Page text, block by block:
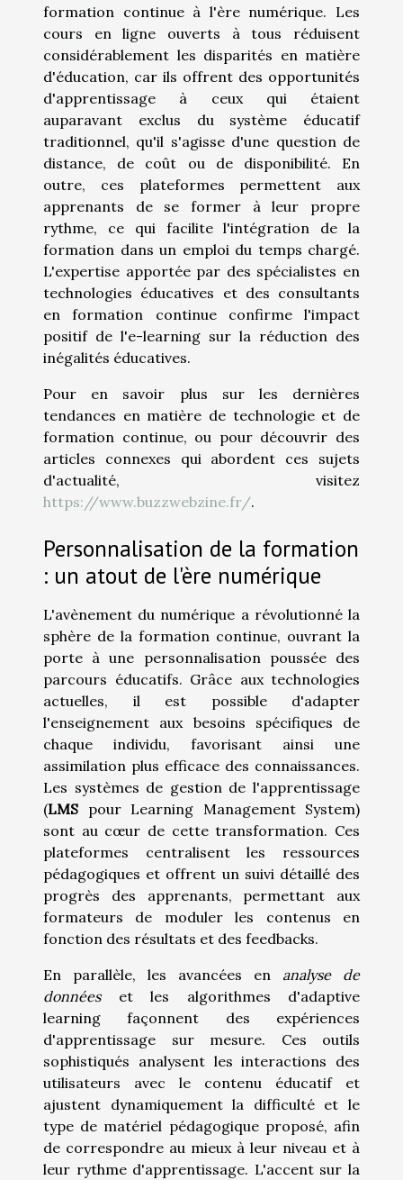
formation continue à l'ère numérique. Les
cours en ligne ouverts à tous réduisent
considérablement les disparités en matière
d'éducation, car ils offrent des opportunités
d'apprentissage à ceux qui étaient
auparavant exclus du système éducatif
traditionnel, qu'il s'agisse d'une question de
distance, de coût ou de disponibilité. En
outre, ces plateformes permettent aux
apprenants de se former à leur propre
rythme, ce qui facilite l'intégration de la
formation dans un emploi du temps chargé.
L'expertise apportée par des spécialistes en
technologies éducatives et des consultants
en formation continue confirme l'impact
positif de l'e-learning sur la réduction des
inégalités éducatives.
Pour en savoir plus sur les dernières
tendances en matière de technologie et de
formation continue, ou pour découvrir des
articles connexes qui abordent ces sujets
d'actualité, visitez
https://www.buzzwebzine.fr/.
Personnalisation de la formation
: un atout de l'ère numérique
L'avènement du numérique a révolutionné la
sphère de la formation continue, ouvrant la
porte à une personnalisation poussée des
parcours éducatifs. Grâce aux technologies
actuelles, il est possible d'adapter
l'enseignement aux besoins spécifiques de
chaque individu, favorisant ainsi une
assimilation plus efficace des connaissances.
Les systèmes de gestion de l'apprentissage
(LMS pour Learning Management System)
sont au cœur de cette transformation. Ces
plateformes centralisent les ressources
pédagogiques et offrent un suivi détaillé des
progrès des apprenants, permettant aux
formateurs de moduler les contenus en
fonction des résultats et des feedbacks.
En parallèle, les avancées en analyse de
donnéeset les algorithmes d'adaptive
learning façonnent des expériences
d'apprentissage sur mesure. Ces outils
sophistiqués analysent les interactions des
utilisateurs avec le contenu éducatif et
ajustent dynamiquement la difficulté et le
type de matériel pédagogique proposé, afin
de correspondre au mieux à leur niveau et à
leur rythme d'apprentissage. L'accent sur la